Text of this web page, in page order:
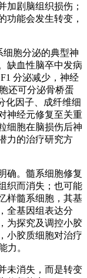
加剧脑组织损伤；
功能会发生转变，
细胞分泌的典型神
缺血性脑卒中发病
分泌减少，神经
还可分泌骨桥蛋
化因子、成纤维细
神经元修复至关重
细胞在脑损伤后神
力的治疗研究方
确。髓系细胞修复
织而消失；也可能
样髓系细胞，其基
全基因组表达分
为探究及调控小胶
小胶质细胞对治疗
力。
未消失，而是转变